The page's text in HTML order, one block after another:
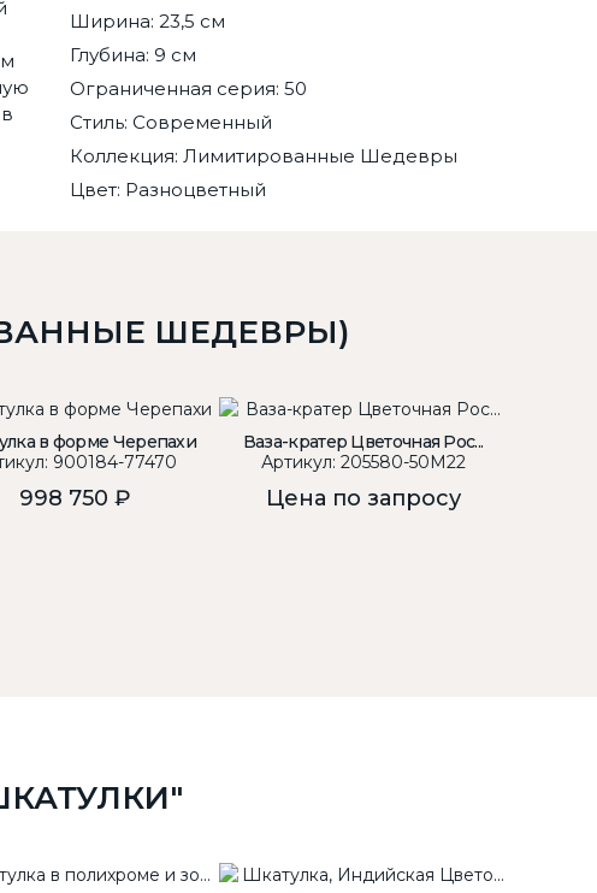
Ширина: 23,5 см
Глубина: 9 см
Ограниченная серия: 50
Стиль: Современный
Коллекция: Лимитированные Шедевры
Цвет: Разноцветный
ШЕДЕВРЫ)
в форме Черепахи
900184-77470
998 750 ₽
Ваза-кратер Цветочная Рос...
Артикул: 205580-50M22
Цена по запросу